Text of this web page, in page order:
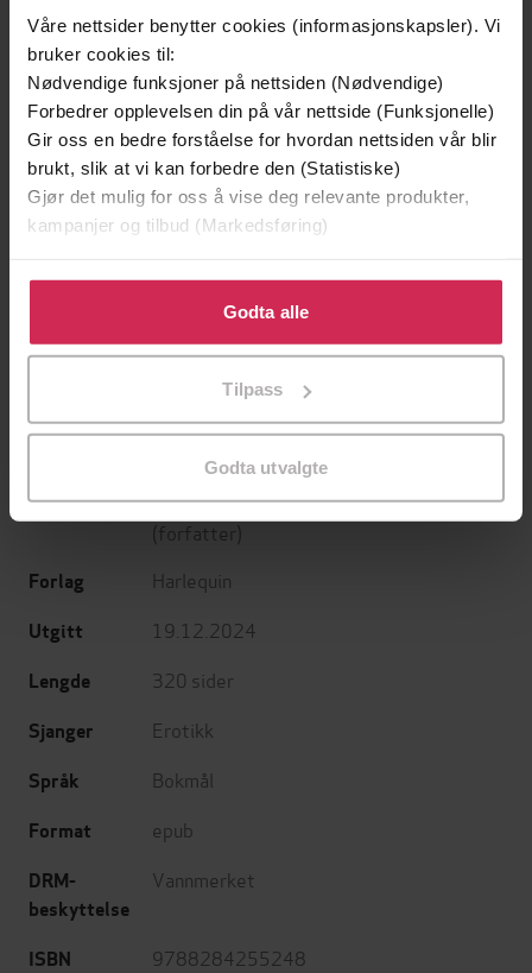
Våre nettsider benytter cookies (informasjonskapsler). Vi
bruker cookies til:
Nødvendige funksjoner på nettsiden (Nødvendige)
Forbedrer opplevelsen din på vår nettside (Funksjonelle)
Gir oss en bedre forståelse for hvordan nettsiden vår blir
brukt, slik at vi kan forbedre den (Statistiske)
Gjør det mulig for oss å vise deg relevante produkter,
kampanjer og tilbud (Markedsføring)
Klikk på «Godta alle» for å gi oss ditt samtykke til å
bruke cookies for alle disse formålene. Du kan også
tilpasse ditt samtykke til spesifikke formål ved å klikke
Godta alle
Tilpass
Godta utvalgte
229,-
Santorinis hemmelighet
Patricia Wilson
199,-
Chris Whitaker
Forfattere Kathie DeNosky(forfatter),Maisey Yates
(forfatter)
Forlag Harlequin
Utgitt 19.12.2024
Lengde 320 sider
Sjanger Erotikk
Språk Bokmål
Format epub
DRM-
beskyttelse
Vannmerket
ISBN 9788284255248